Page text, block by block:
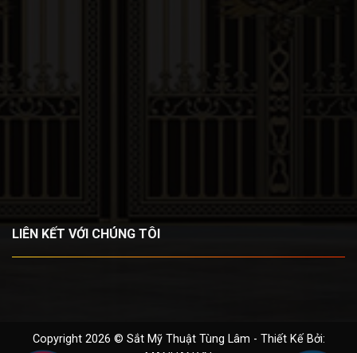
LIÊN KẾT VỚI CHÚNG TÔI
Copyright 2026 © Sắt Mỹ Thuật Tùng Lâm - Thiết Kế Bởi: